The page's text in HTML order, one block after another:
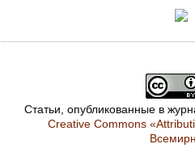
Статьи, опубликованные в
Creative Commons